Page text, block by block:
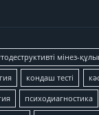
мінез-
кондаш тесті
психодиагностика